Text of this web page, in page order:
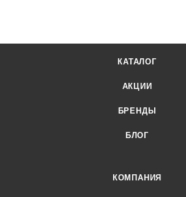
КАТАЛОГ
АКЦИИ
БРЕНДЫ
БЛОГ
КОМПАНИЯ